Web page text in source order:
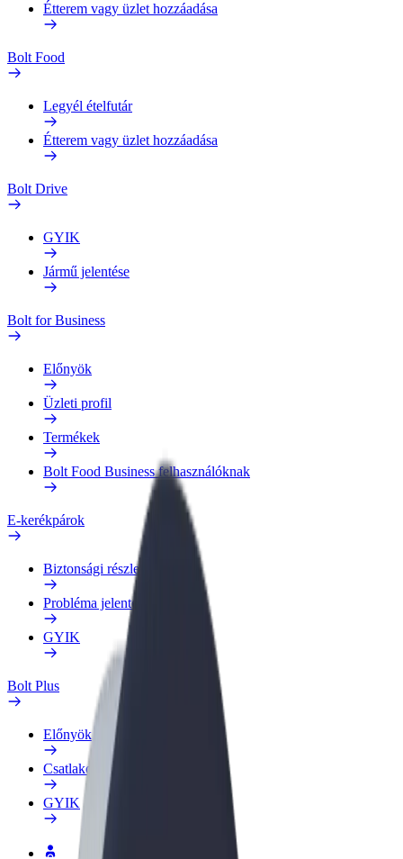
Étterem vagy üzlet hozzáadása
Bolt Food
Legyél ételfutár
Étterem vagy üzlet hozzáadása
Bolt Drive
GYIK
Jármű jelentése
Bolt for Business
Előnyök
Üzleti profil
Termékek
Bolt Food Business felhasználóknak
E-kerékpárok
Biztonsági részleg
Probléma jelentése
GYIK
Bolt Plus
Előnyök
Csatlakozás
GYIK